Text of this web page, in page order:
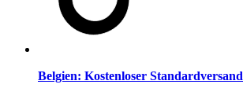
Belgien: Kostenloser Standardversand